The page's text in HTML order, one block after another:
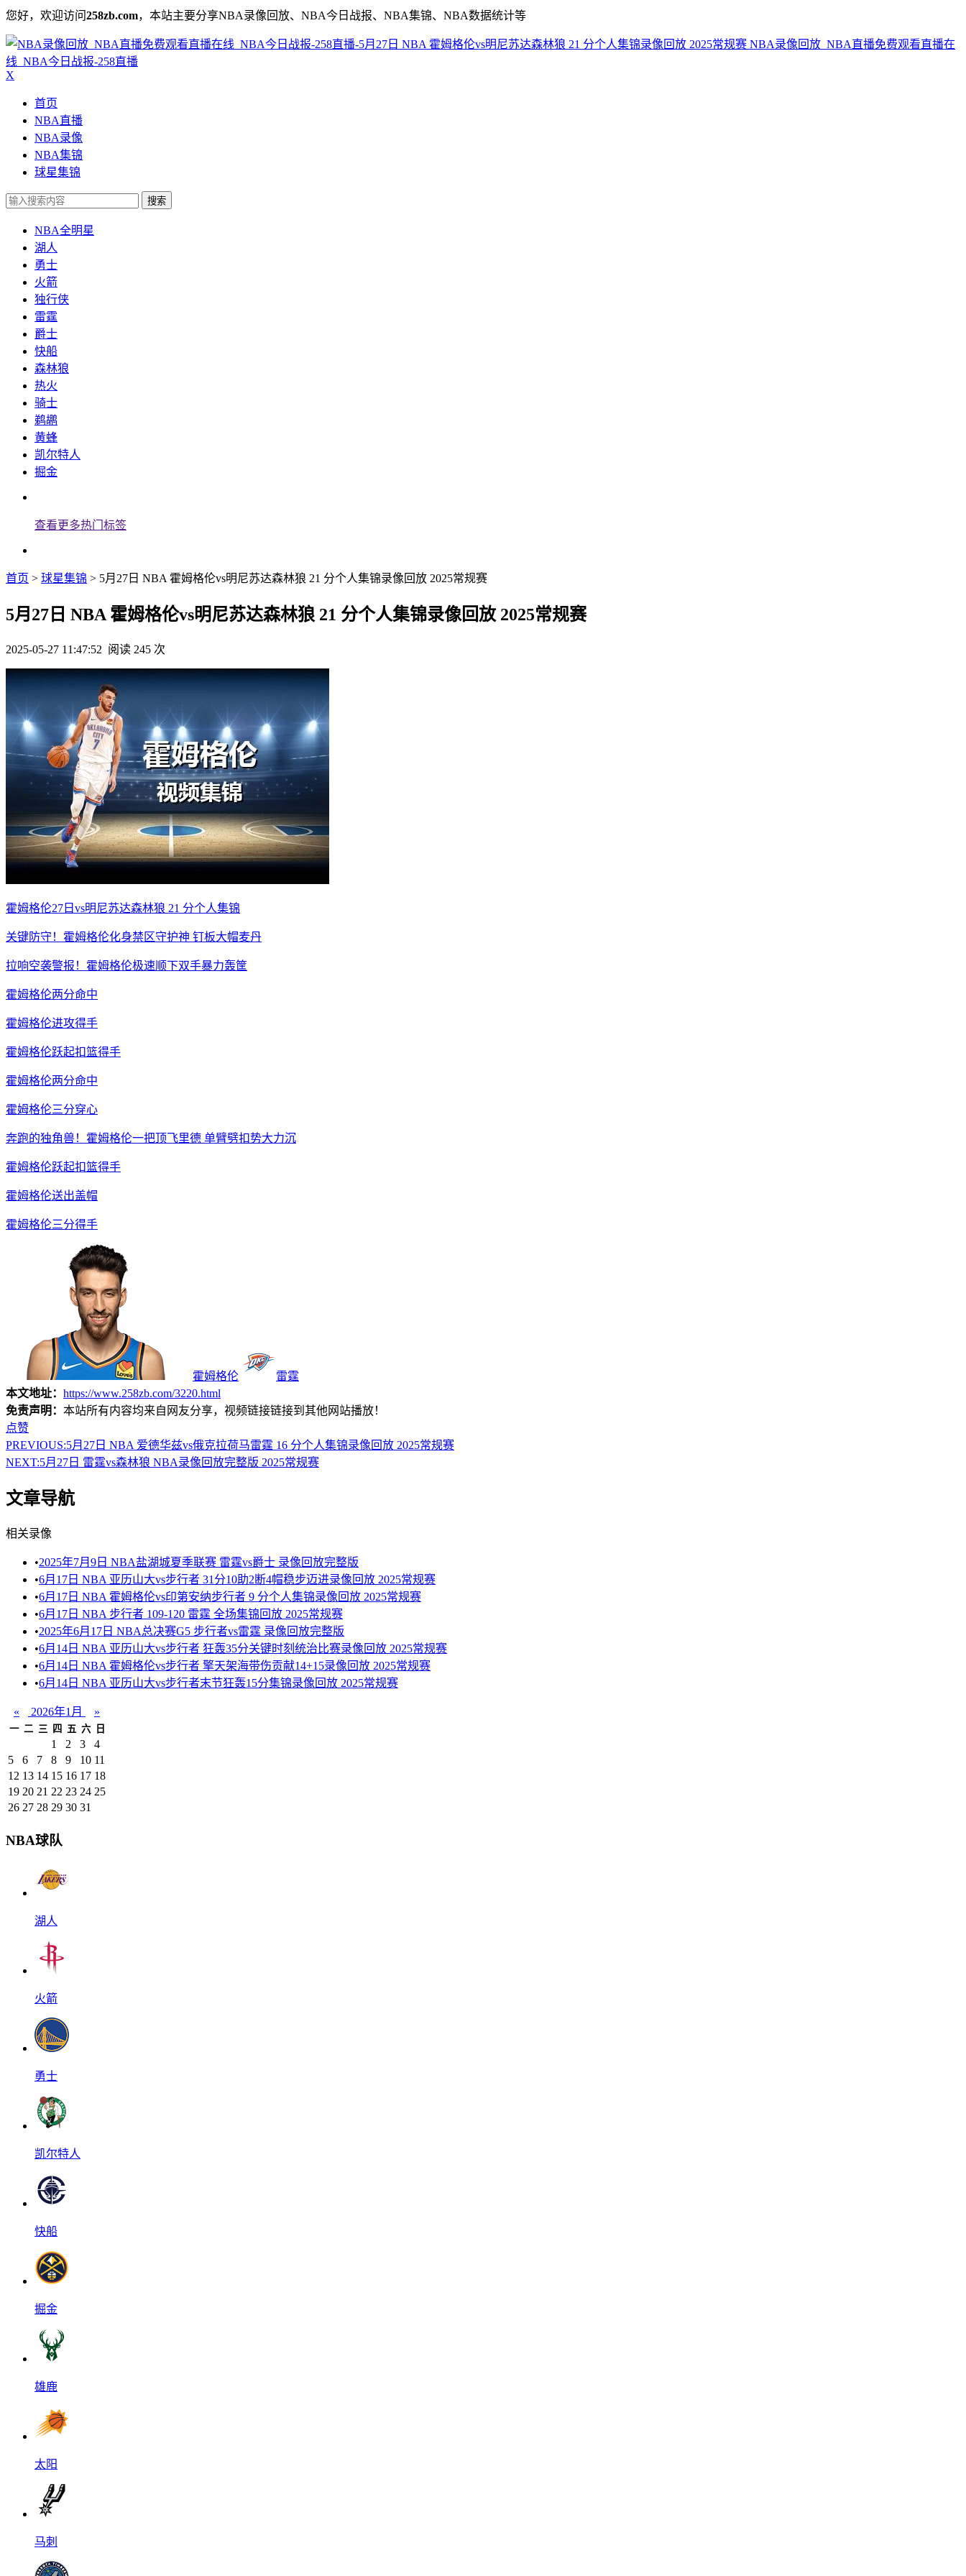
您好，欢迎访问258zb.com，本站主要分享NBA录像回放、NBA今日战报、NBA集锦、NBA数据统计等
NBA录像回放_NBA直播免费观看直播在
线_NBA今日战报-258直播
X
首页
NBA直播
NBA录像
NBA集锦
球星集锦
搜索
NBA全明星
湖人
勇士
火箭
独行侠
雷霆
爵士
快船
森林狼
热火
骑士
鹈鹕
黄蜂
凯尔特人
掘金
查看更多热门标签
首页 > 球星集锦 > 5月27日 NBA 霍姆格伦vs明尼苏达森林狼 21 分个人集锦录像回放 2025常规赛
5月27日 NBA 霍姆格伦vs明尼苏达森林狼 21 分个人集锦录像回放 2025常规赛
2025-05-27 11:47:52 阅读 245 次
霍姆格伦27日vs明尼苏达森林狼 21 分个人集锦
关键防守！霍姆格伦化身禁区守护神 钉板大帽麦丹
拉响空袭警报！霍姆格伦极速顺下双手暴力轰筐
霍姆格伦两分命中
霍姆格伦进攻得手
霍姆格伦跃起扣篮得手
霍姆格伦两分命中
霍姆格伦三分穿心
奔跑的独角兽！霍姆格伦一把顶飞里德 单臂劈扣势大力沉
霍姆格伦跃起扣篮得手
霍姆格伦送出盖帽
霍姆格伦三分得手
霍姆格伦
雷霆
本文地址： https://www.258zb.com/3220.html
免责声明： 本站所有内容均来自网友分享，视频链接链接到其他网站播放！
点赞
PREVIOUS:5月27日 NBA 爱德华兹vs俄克拉荷马雷霆 16 分个人集锦录像回放 2025常规赛
NEXT:5月27日 雷霆vs森林狼 NBA录像回放完整版 2025常规赛
文章导航
相关录像
•2025年7月9日 NBA盐湖城夏季联赛 雷霆vs爵士 录像回放完整版
•6月17日 NBA 亚历山大vs步行者 31分10助2断4帽稳步迈进录像回放 2025常规赛
•6月17日 NBA 霍姆格伦vs印第安纳步行者 9 分个人集锦录像回放 2025常规赛
•6月17日 NBA 步行者 109-120 雷霆 全场集锦回放 2025常规赛
•2025年6月17日 NBA总决赛G5 步行者vs雷霆 录像回放完整版
•6月14日 NBA 亚历山大vs步行者 狂轰35分关键时刻统治比赛录像回放 2025常规赛
•6月14日 NBA 霍姆格伦vs步行者 擎天架海带伤贡献14+15录像回放 2025常规赛
•6月14日 NBA 亚历山大vs步行者末节狂轰15分集锦录像回放 2025常规赛
« 2026年1月 »
一 二 三 四 五 六 日
1 2 3
4
5
6 7 8 9 10 11
12 13 14 15 16 17 18
19 20 21 22 23 24 25
26 27 28 29 30 31
NBA球队
湖人
火箭
勇士
凯尔特人
快船
掘金
雄鹿
太阳
马刺